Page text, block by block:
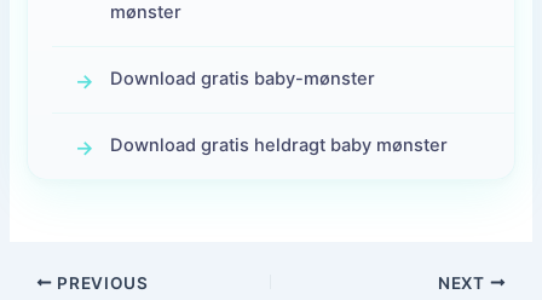
mønster
Download gratis baby-mønster
Download gratis heldragt baby mønster
PREVIOUS NEXT